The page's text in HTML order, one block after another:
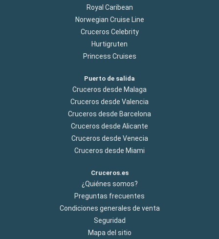
Royal Caribean
Norwegian Cruise Line
Cruceros Celebrity
Hurtigruten
Princess Cruises
Puerto de salida
Cruceros desde Malaga
Cruceros desde Valencia
Cruceros desde Barcelona
Cruceros desde Alicante
Cruceros desde Venecia
Cruceros desde Miami
Cruceros.es
¿Quiénes somos?
Preguntas frecuentes
Condiciones generales de venta
Seguridad
Mapa del sitio